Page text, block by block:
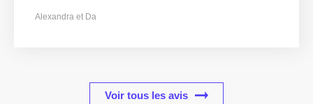
Alexandra et Da
Voir tous les avis